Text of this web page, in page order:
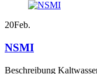
20Feb.
NSMI
Beschreibung